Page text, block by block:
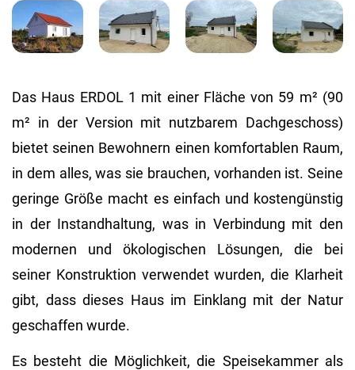
Das Haus ERDOL 1 mit einer Fläche von 59 m² (90
m² in der Version mit nutzbarem Dachgeschoss)
bietet seinen Bewohnern einen komfortablen Raum,
in dem alles, was sie brauchen, vorhanden ist. Seine
geringe Größe macht es einfach und kostengünstig
in der Instandhaltung, was in Verbindung mit den
modernen und ökologischen Lösungen, die bei
seiner Konstruktion verwendet wurden, die Klarheit
gibt, dass dieses Haus im Einklang mit der Natur
geschaffen wurde.
Es besteht die Möglichkeit, die Speisekammer als